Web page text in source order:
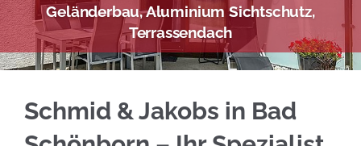
Geländerbau, Aluminium Sichtschutz,
Terrassendach
Schmid & Jakobs in Bad